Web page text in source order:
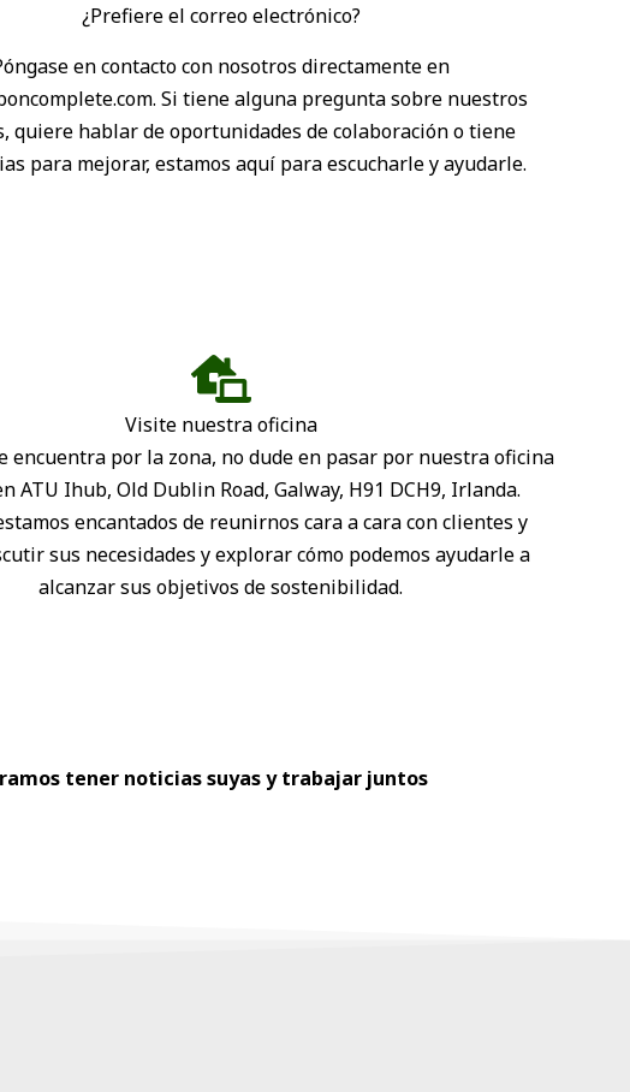
¿Prefiere el correo electrónico?
en contacto con nosotros directamente en
Si tiene alguna pregunta sobre nuestros
quiere hablar de oportunidades de colaboración o tiene
para mejorar, estamos aquí para escucharle y ayudarle.
Visite nuestra oficina
encuentra por la zona, no dude en pasar por nuestra oficina
ATU Ihub, Old Dublin Road, Galway, H91 DCH9, Irlanda.
encantados de reunirnos cara a cara con clientes y
sus necesidades y explorar cómo podemos ayudarle a
alcanzar sus objetivos de sostenibilidad.
tener noticias suyas y trabajar juntos